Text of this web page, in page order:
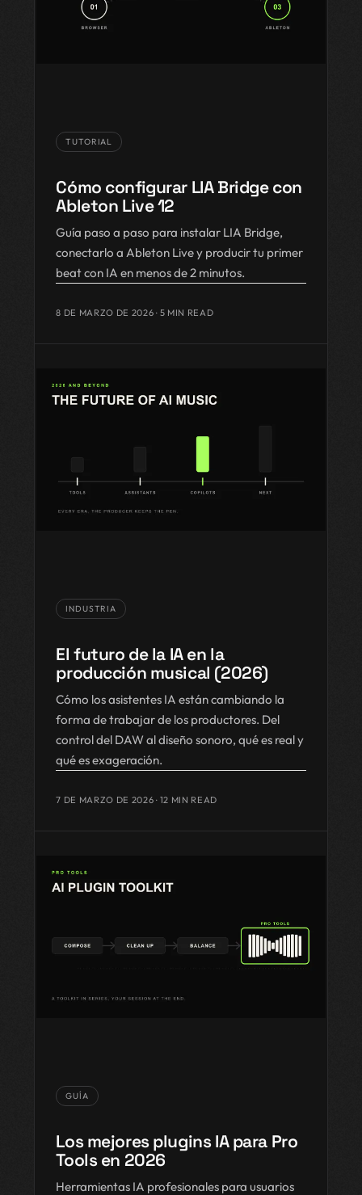
TUTORIAL
Cómo configurar LIA Bridge con
Ableton Live 12
Guía paso a paso para instalar LIA Bridge,
conectarlo a Ableton Live y producir tu primer
beat con IA en menos de 2 minutos.
8 DE MARZO DE 2026 · 5 MIN READ
INDUSTRIA
El futuro de la IA en la
producción musical (2026)
Cómo los asistentes IA están cambiando la
forma de trabajar de los productores. Del
control del DAW al diseño sonoro, qué es real y
qué es exageración.
7 DE MARZO DE 2026 · 12 MIN READ
GUÍA
Los mejores plugins IA para Pro
Tools en 2026
Herramientas IA profesionales para usuarios